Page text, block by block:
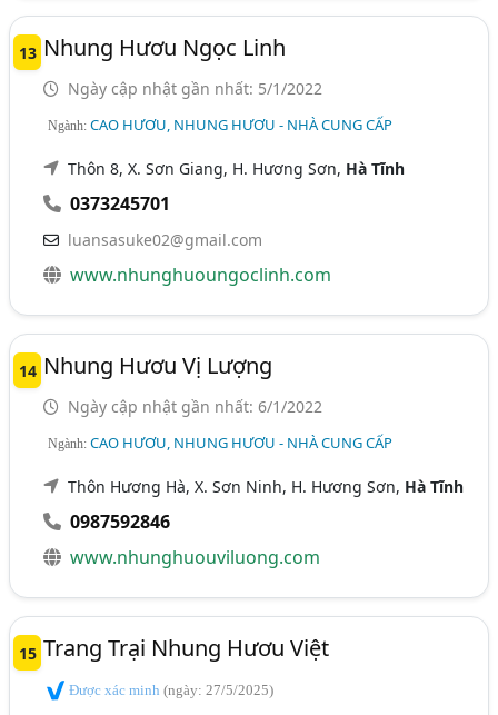
13 Nhung Hươu Ngọc Linh
Ngày cập nhật gần nhất: 5/1/2022
Ngành:CAO HƯƠU, NHUNG HƯƠU - NHÀ CUNG CẤP
Thôn 8, X. Sơn Giang, H. Hương Sơn, Hà Tĩnh
0373245701
luansasuke02@gmail.com
www.nhunghuoungoclinh.com
14 Nhung Hươu Vị Lượng
Ngày cập nhật gần nhất: 6/1/2022
Ngành:CAO HƯƠU, NHUNG HƯƠU - NHÀ CUNG CẤP
Thôn Hương Hà, X. Sơn Ninh, H. Hương Sơn, Hà Tĩnh
0987592846
www.nhunghuouviluong.com
15 Trang Trại Nhung Hươu Việt
Được xác minh(ngày: 27/5/2025)